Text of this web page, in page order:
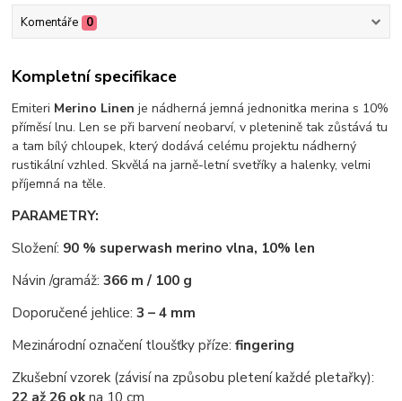
Komentáře 0
Kompletní specifikace
Emiteri Merino Linen je nádherná jemná jednonitka merina s 10%
příměsí lnu. Len se při barvení neobarví, v pletenině tak zůstává tu
a tam bílý chloupek, který dodává celému projektu nádherný
rustikální vzhled. Skvělá na jarně-letní svetříky a halenky, velmi
příjemná na těle.
PARAMETRY:
Složení: 90 % superwash merino vlna, 10% len
Návin /gramáž: 366 m / 100 g
Doporučené jehlice:3 – 4 mm
Mezinárodní označení tloušťky příze:fingering
Zkušební vzorek (závisí na způsobu pletení každé pletařky):
22 až 26 okna 10 cm